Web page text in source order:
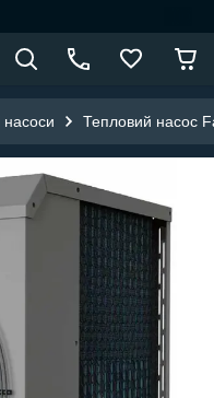
насоси Тепловий насос